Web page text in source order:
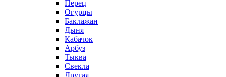
Перец
Огурцы
Баклажан
Дыня
Кабачок
Арбуз
Тыква
Свекла
Другая